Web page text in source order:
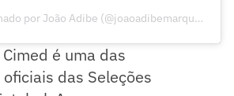
Um post compartilhado por João Adibe (@joaoadibemarques)
é uma das
das Seleções